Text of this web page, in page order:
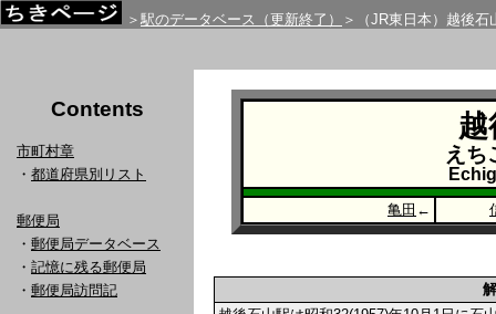
＞ 駅のデータベース（更新終了） ＞（JR東日本）越後石
Contents
市町村章
・ 都道府県別リスト
郵便局
・ 郵便局データベース
・ 記憶に残る郵便局
・ 郵便局訪問記
越
えち
亀田 ←